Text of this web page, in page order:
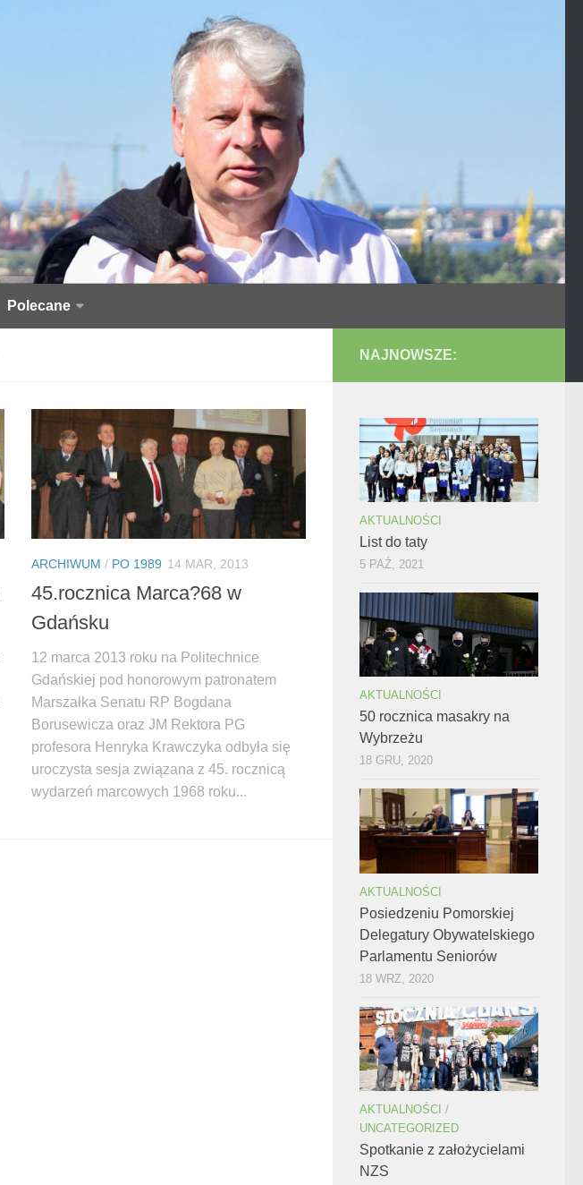
Polecane
ARCHIWUM / PO 1989 14 MAR, 2013
45.rocznica Marca?68 w
Gdańsku
12 marca 2013 roku na Politechnice
Gdańskiej pod honorowym patronatem
Marszałka Senatu RP Bogdana
Borusewicza oraz JM Rektora PG
profesora Henryka Krawczyka odbyła się
uroczysta sesja związana z 45. rocznicą
wydarzeń marcowych 1968 roku...
NAJNOWSZE:
AKTUALNOŚCI
List do taty
5 PAŹ, 2021
AKTUALNOŚCI
50 rocznica masakry na
Wybrzeżu
18 GRU, 2020
AKTUALNOŚCI
Posiedzeniu Pomorskiej
Delegatury Obywatelskiego
Parlamentu Seniorów
18 WRZ, 2020
AKTUALNOŚCI /
UNCATEGORIZED
Spotkanie z założycielami
NZS